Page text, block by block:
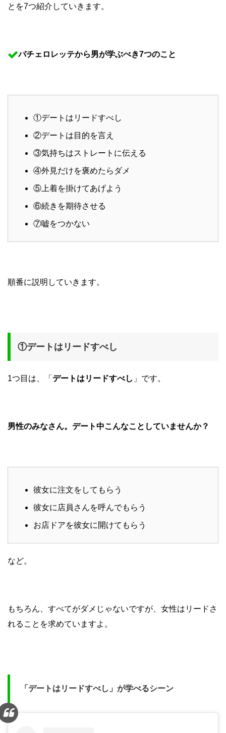
とを7つ紹介していきます。
バチェロレッテから男が学ぶべき7つのこと
①デートはリードすべし
②デートは目的を言え
③気持ちはストレートに伝える
④外見だけを褒めたらダメ
⑤上着を掛けてあげよう
⑥続きを期待させる
⑦嘘をつかない
順番に説明していきます。
①デートはリードすべし
1つ目は、「 デートはリードすべし 」です。
男性のみなさん。デート中こんなことしていませんか？
彼女に注文をしてもらう
彼女に店員さんを呼んでもらう
お店ドアを彼女に開けてもらう
など。
もちろん、すべてがダメじゃないですが、女性はリードさ
れることを求めていますよ。
「デートはリードすべし」が学べるシーン